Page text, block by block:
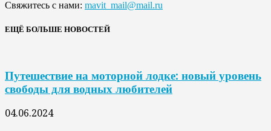
Свяжитесь с нами: mavit_mail@mail.ru
ЕЩЁ БОЛЬШЕ НОВОСТЕЙ
Путешествие на моторной лодке: новый уровень
свободы для водных любителей
04.06.2024